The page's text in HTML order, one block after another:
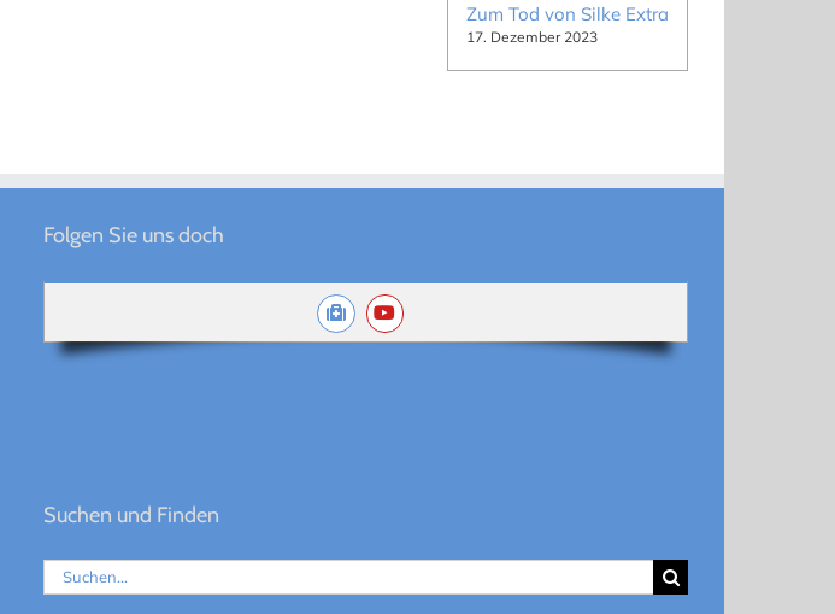
Zum Tod von Silke Extra
17. Dezember 2023
Folgen Sie uns doch
Suchen und Finden
Suche
nach: